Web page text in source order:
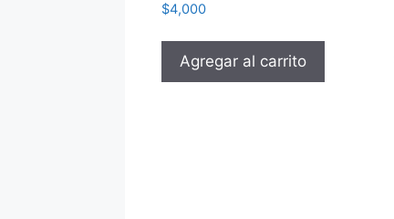
$4,000
Agregar al carrito